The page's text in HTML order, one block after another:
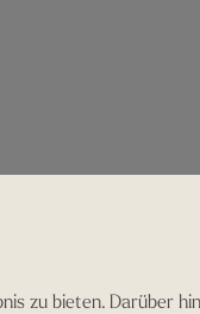
zu bieten. Darüber